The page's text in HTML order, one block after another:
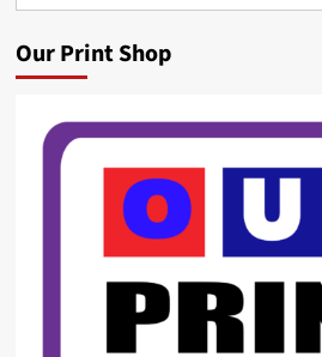
Our Print Shop